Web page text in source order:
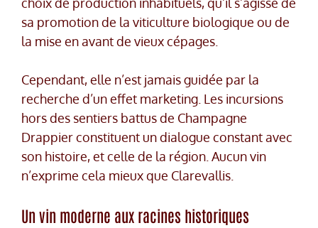
sa promotion de la viticulture biologique ou de
la mise en avant de vieux cépages.
Cependant, elle n’est jamais guidée par la
recherche d’un effet marketing. Les incursions
hors des sentiers battus de Champagne
Drappier constituent un dialogue constant avec
son histoire, et celle de la région. Aucun vin
n’exprime cela mieux que Clarevallis.
Un vin moderne aux racines historiques